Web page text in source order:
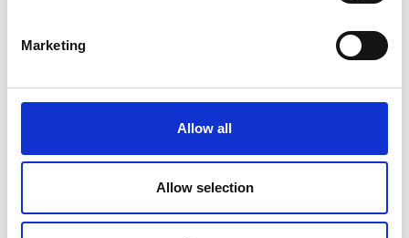
Marketing
Allow all
Allow selection
Se profil